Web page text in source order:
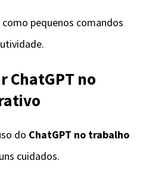
pequenos comandos
ChatGPT no
do ChatGPT no trabalho
cuidados.